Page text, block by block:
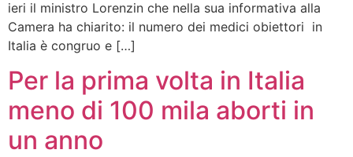
ieri il ministro Lorenzin che nella sua informativa alla
Camera ha chiarito: il numero dei medici obiettori in
Italia è congruo e […]
Per la prima volta in Italia
meno di 100 mila aborti in
un anno